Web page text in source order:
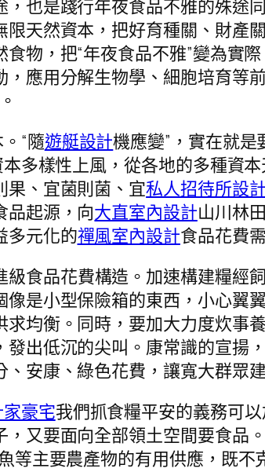
也是踐行年夜食品不雅的殊途
天然資本，把好育種關、財產
物，把“年夜食品不雅”變為實
應用分解生物學、細胞培育等
“隨遊艇設計機應變”，實在就是
多樣性上風，從各地的多種資
果、宜菌則菌、宜私人招待所設計
品起源，向大直室內設計山川林
多元化的禪風室內設計食品花費
食品花費構造。加速構建糧經
是小型保險箱的東西，小心翼
均衡。同時，要加大力度炊事
出低沉的尖叫。康常識的宣揚
安康、綠色花費，讓寬大群眾
豪宅我們抓食糧平安的義務可
又要面向全部領土空間要食品
等主要農產物的有用供應，既不